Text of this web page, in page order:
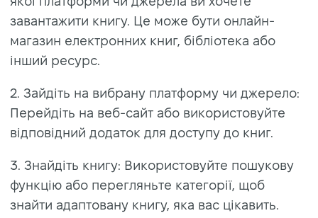
завантажити книгу. Це може бути онлайн-
магазин електронних книг, бібліотека або
інший ресурс.
2. Зайдіть на вибрану платформу чи джерело:
Перейдіть на веб-сайт або використовуйте
відповідний додаток для доступу до книг.
3. Знайдіть книгу: Використовуйте пошукову
функцію або перегляньте категорії, щоб
знайти адаптовану книгу, яка вас цікавить.